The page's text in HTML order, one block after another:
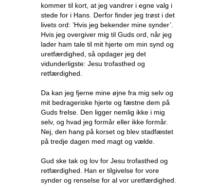
kommer til kort, at jeg vandrer i egne valg i
stede for i Hans. Derfor finder jeg trøst i det
livets ord: ’Hvis jeg bekender mine synder’.
Hvis jeg overgiver mig til Guds ord, når jeg
lader ham tale til mit hjerte om min synd og
uretfærdighed, så opdager jeg det
vidunderligste: Jesu trofasthed og
retfærdighed.
Da kan jeg fjerne mine øjne fra mig selv og
mit bedrageriske hjerte og fæstne dem på
Guds frelse. Den ligger nemlig ikke i mig
selv, og hvad jeg formår eller ikke formår.
Nej, den hang på korset og blev stadfæstet
på tredje dagen med magt og vælde.
Gud ske tak og lov for Jesu trofasthed og
retfærdighed. Han er tilgivelse for vore
synder og renselse for al vor uretfærdighed.